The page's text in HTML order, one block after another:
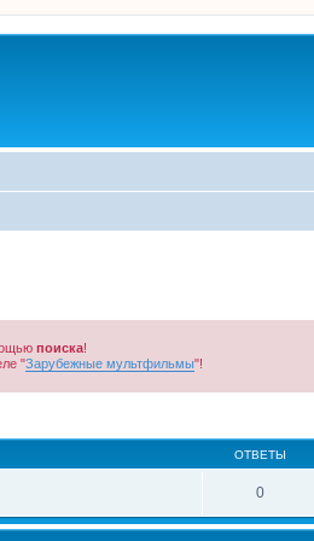
поиска!
"Зарубежные мультфильмы"!
ОТВЕТЫ
0